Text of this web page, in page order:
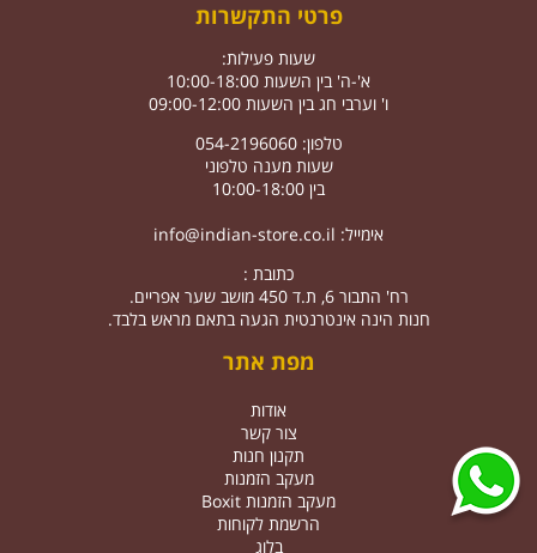
פרטי התקשרות
שעות פעילות:
א'-ה' בין השעות 10:00-18:00
ו' וערבי חג בין השעות 09:00-12:00
טלפון: 054-2196060
שעות מענה טלפוני
בין 10:00-18:00
אימייל: info@indian-store.co.il
כתובת :
רח' התבור 6, ת.ד 450 מושב שער אפריים.
חנות הינה אינטרנטית הגעה בתאם מראש בלבד.
מפת אתר
אודות
צור קשר
תקנון חנות
מעקב הזמנות
מעקב הזמנות Boxit
הרשמת לקוחות
בלוג